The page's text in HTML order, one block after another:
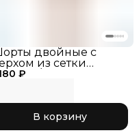
₽
двойные с
из сетки
В корзину